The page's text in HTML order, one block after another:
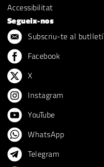
Accessibilitat
Segueix-nos
Subscriu-te al butlletí
Facebook
X
Instagram
YouTube
WhatsApp
Telegram